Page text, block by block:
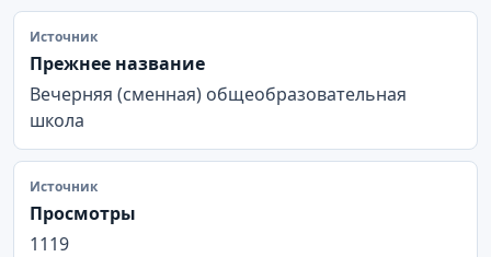
Источник
Прежнее название
Вечерняя (сменная) общеобразовательная
школа
Источник
Просмотры
1119